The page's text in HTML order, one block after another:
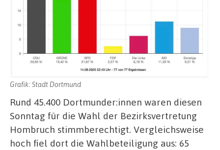
Grafik: Stadt Dortmund
Rund 45.400 Dortmunder:innen waren diesen
Sonntag für die Wahl der Bezirksvertretung
Hombruch stimmberechtigt. Vergleichsweise
hoch fiel dort die Wahlbeteiligung aus: 65